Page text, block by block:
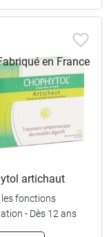
artichaut
les fonctions
- Dès 12 ans